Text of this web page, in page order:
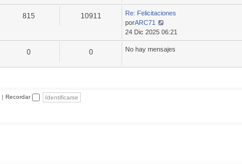
último
mensaje
815 10911
Re: Felicitaciones
porARC71
Ver
último
mensaje
24 Dic 2025 06:21
0 0 No hay mensajes
| Recordar